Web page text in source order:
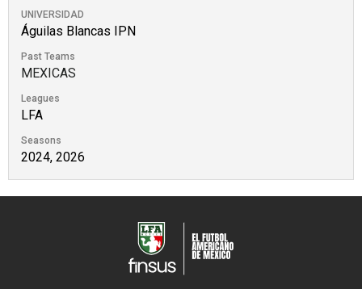
UNIVERSIDAD
Águilas Blancas IPN
Past Teams
MEXICAS
Leagues
LFA
Seasons
2024, 2026